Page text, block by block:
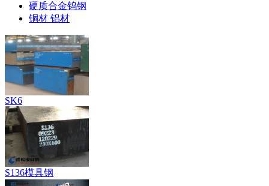
硬质合金钨钢
铜材 铝材
SK6
S136模具钢